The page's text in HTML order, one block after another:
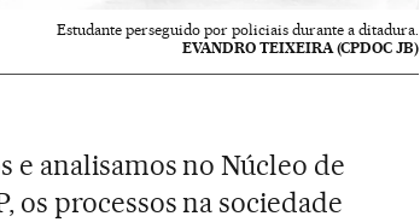
Estudante perseguido por policiais durante a ditadura.
EVANDRO TEIXEIRA (CPDOC JB)
e analisamos no Núcleo de
os processos na sociedade